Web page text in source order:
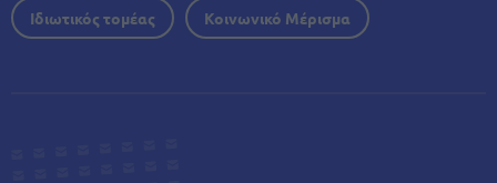
Ιδιωτικός τομέας Κοινωνικό Μέρισμα